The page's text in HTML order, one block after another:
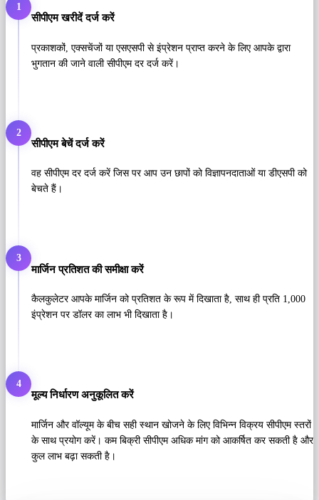
1
सीपीएम खरीदें दर्ज करें
प्रकाशकों, एक्सचेंजों या एसएसपी से इंप्रेशन प्राप्त करने के लिए आपके द्वारा
भुगतान की जाने वाली सीपीएम दर दर्ज करें।
2
सीपीएम बेचें दर्ज करें
वह सीपीएम दर दर्ज करें जिस पर आप उन छापों को विज्ञापनदाताओं या डीएसपी को
बेचते हैं।
3
मार्जिन प्रतिशत की समीक्षा करें
कैलकुलेटर आपके मार्जिन को प्रतिशत के रूप में दिखाता है, साथ ही प्रति 1,000
इंप्रेशन पर डॉलर का लाभ भी दिखाता है।
4
मूल्य निर्धारण अनुकूलित करें
मार्जिन और वॉल्यूम के बीच सही स्थान खोजने के लिए विभिन्न विक्रय सीपीएम स्तरों
के साथ प्रयोग करें। कम बिक्री सीपीएम अधिक मांग को आकर्षित कर सकती है और
कुल लाभ बढ़ा सकती है।